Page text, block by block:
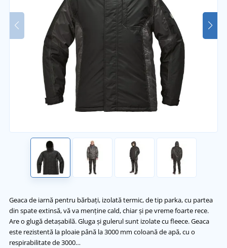
Geaca de iarnă pentru bărbați, izolată termic, de tip parka, cu partea
din spate extinsă, vă va menține cald, chiar și pe vreme foarte rece.
Are o glugă detașabilă. Gluga și gulerul sunt izolate cu fleece. Geaca
este rezistentă la ploaie până la 3000 mm coloană de apă, cu o
respirabilitate de 3000…